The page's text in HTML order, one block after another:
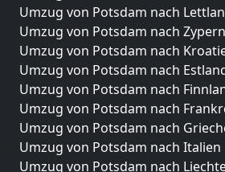
Umzug von Potsdam nach
Umzug von Potsdam nach Zypern
Umzug von Potsdam nach
Umzug von Potsdam nach
Umzug von Potsdam nach
Umzug von Potsdam nach
Umzug von Potsdam nach
Umzug von Potsdam nach Italien
Umzug von Potsdam nach